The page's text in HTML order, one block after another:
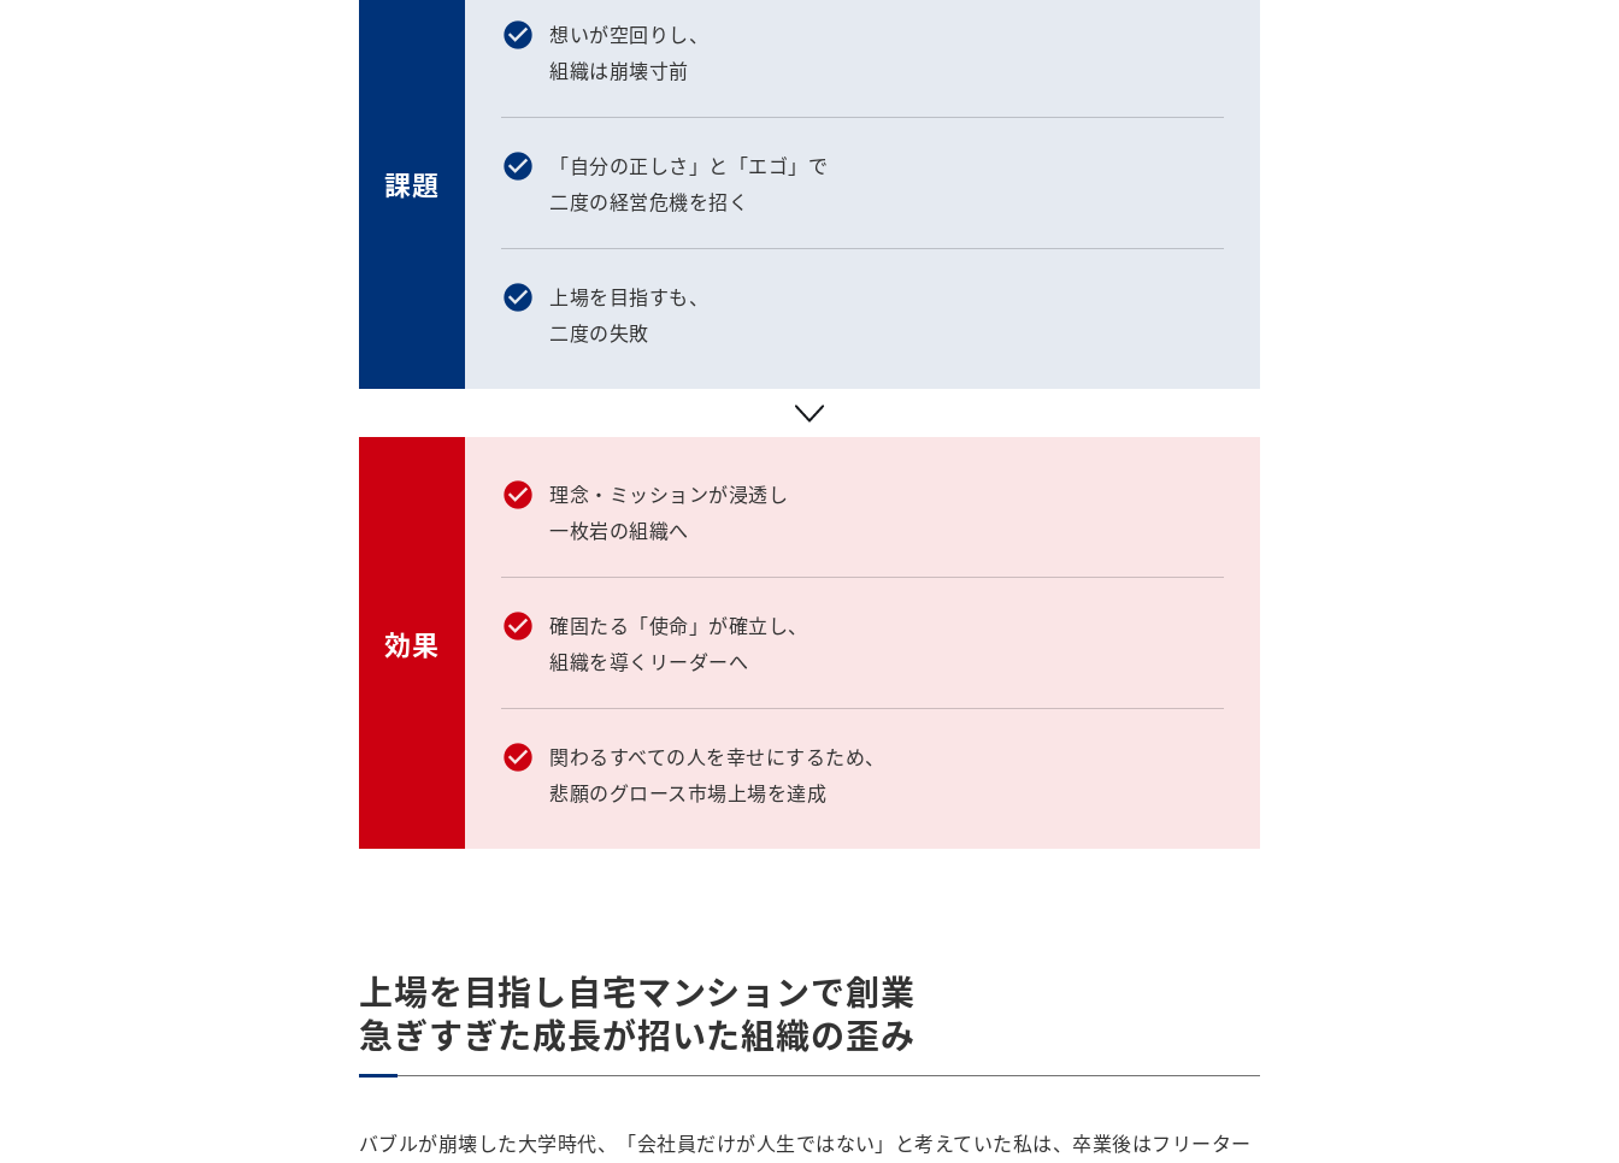
課題
想いが空回りし、
組織は崩壊寸前
「自分の正しさ」と「エゴ」で
二度の経営危機を招く
上場を目指すも、
二度の失敗
効果
理念・ミッションが浸透し
一枚岩の組織へ
確固たる「使命」が確立し、
組織を導くリーダーへ
関わるすべての人を幸せにするため、
悲願のグロース市場上場を達成
上場を目指し自宅マンションで創業
急ぎすぎた成長が招いた組織の歪み
バブルが崩壊した大学時代、「会社員だけが人生ではない」と考えていた私は、卒業後はフリーター